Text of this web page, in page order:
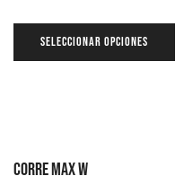
SELECCIONAR OPCIONES
CORRE MAX W